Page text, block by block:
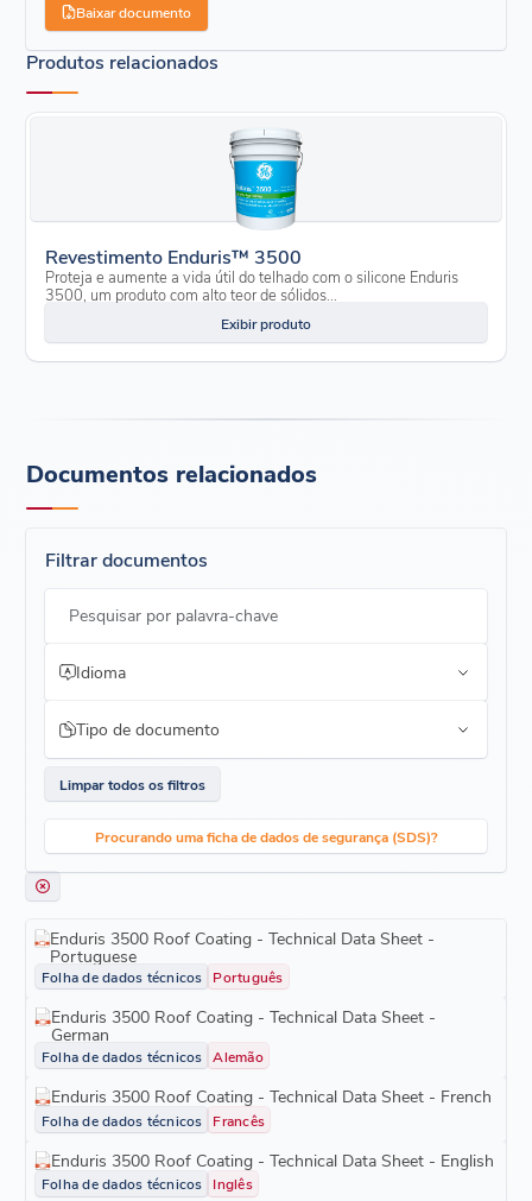
Baixar documento
Produtos relacionados
Revestimento Enduris™ 3500
Proteja e aumente a vida útil do telhado com o silicone Enduris
3500, um produto com alto teor de sólidos...
Exibir produto
Documentos relacionados
Filtrar documentos
Pesquisar por palavra-chave
Idioma
Tipo de documento
Limpar todos os filtros
Procurando uma ficha de dados de segurança (SDS)?
Enduris 3500 Roof Coating - Technical Data Sheet -
Portuguese
Folha de dados técnicos Português
Enduris 3500 Roof Coating - Technical Data Sheet -
German
Folha de dados técnicos Alemão
Enduris 3500 Roof Coating - Technical Data Sheet - French
Folha de dados técnicos Francês
Enduris 3500 Roof Coating - Technical Data Sheet - English
Folha de dados técnicos Inglês